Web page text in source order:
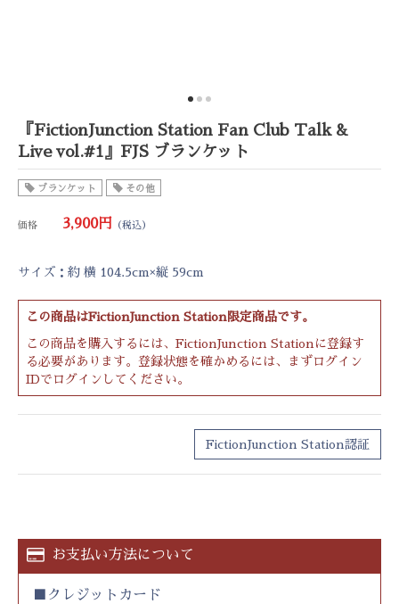
『FictionJunction Station Fan Club Talk &
Live vol.#1』FJS ブランケット
ブランケット その他
価格 3,900円 （税込）
サイズ：約 横 104.5cm×縦 59cm
この商品はFictionJunction Station限定商品です。
この商品を購入するには、FictionJunction Stationに登録す
る必要があります。登録状態を確かめるには、まずログイン
IDで ログイン してください。
FictionJunction Station認証
お支払い方法について
クレジットカード